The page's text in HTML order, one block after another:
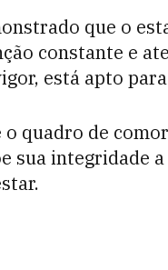
que o
constante e
está apto
quadro de
sua integridade